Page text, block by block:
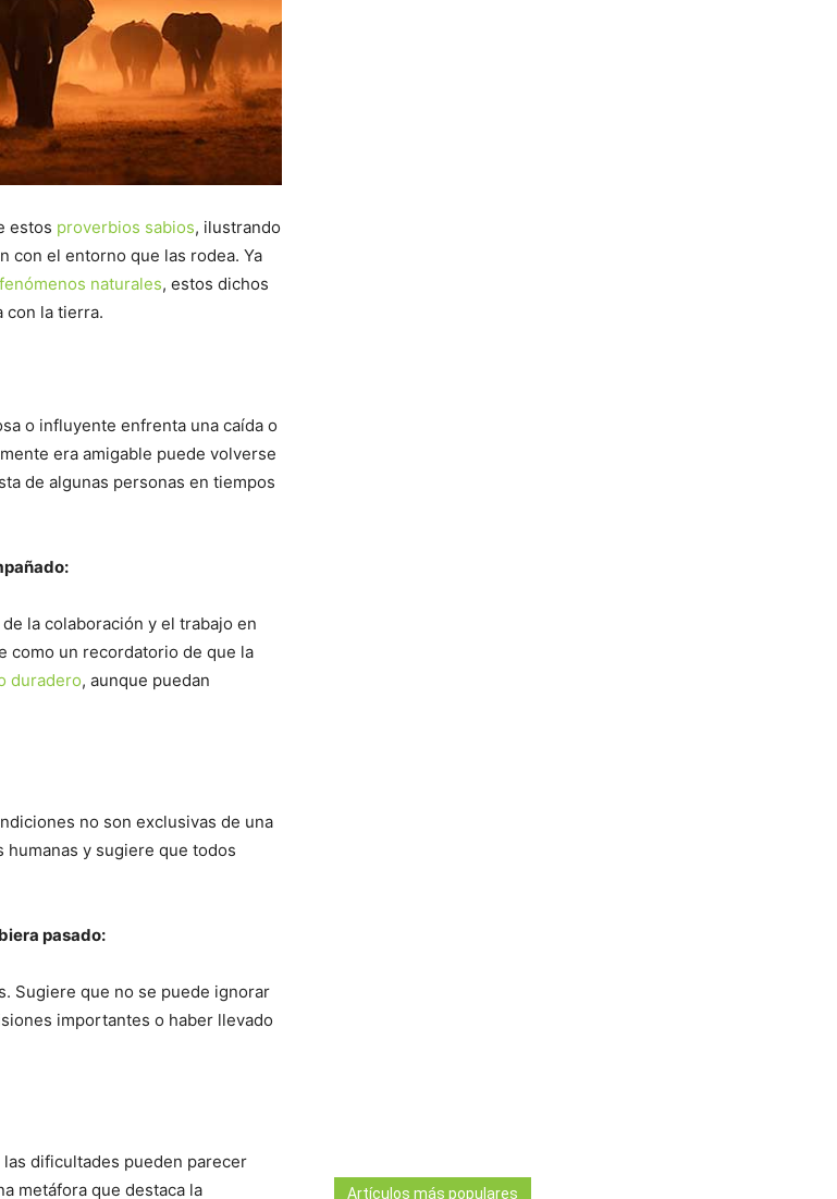
estos proverbios sabios, ilustrando
con el entorno que las rodea. Ya
fenómenos naturales, estos dichos
con la tierra.
o influyente enfrenta una caída o
era amigable puede volverse
de algunas personas en tiempos
la colaboración y el trabajo en
como un recordatorio de que la
duradero, aunque puedan
no son exclusivas de una
humanas y sugiere que todos
pasado:
Sugiere que no se puede ignorar
importantes o haber llevado
dificultades pueden parecer
metáfora que destaca la
Artículos más populares